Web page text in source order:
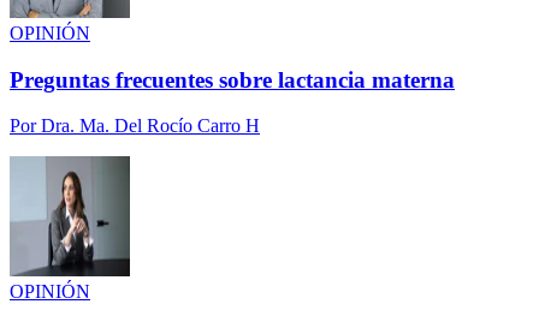
OPINIÓN
Preguntas frecuentes sobre lactancia materna
PorDra. Ma. Del Rocío Carro H
OPINIÓN